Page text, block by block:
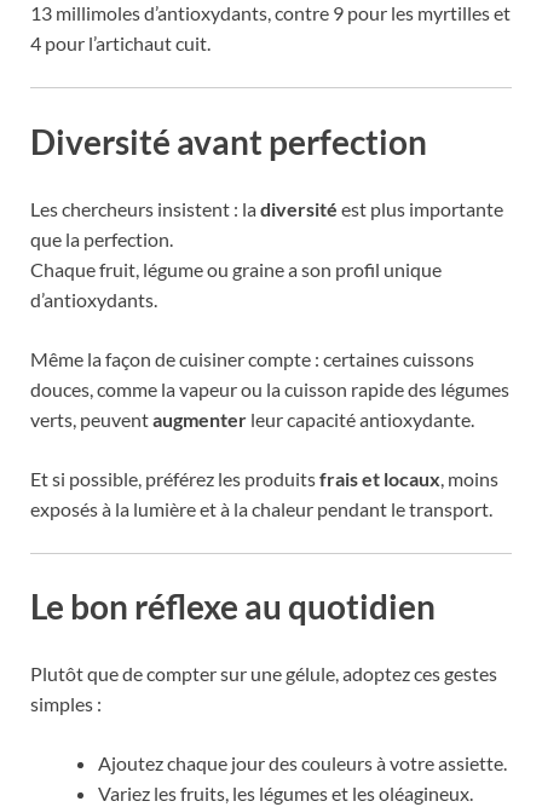
13 millimoles d’antioxydants, contre 9 pour les myrtilles et
4 pour l’artichaut cuit.
Diversité avant perfection
Les chercheurs insistent : ladiversité est plus importante
que la perfection.
Chaque fruit, légume ou graine a son profil unique
d’antioxydants.
Même la façon de cuisiner compte : certaines cuissons
douces, comme la vapeur ou la cuisson rapide des légumes
verts, peuventaugmenter leur capacité antioxydante.
Et si possible, préférez les produitsfrais et locaux, moins
exposés à la lumière et à la chaleur pendant le transport.
Le bon réflexe au quotidien
Plutôt que de compter sur une gélule, adoptez ces gestes
simples :
Ajoutez chaque jour des couleurs à votre assiette.
Variez les fruits, les légumes et les oléagineux.